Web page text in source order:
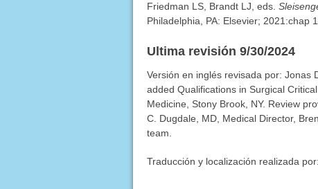
Friedman LS, Brandt LJ, eds.
Philadelphia, PA: Elsevier; 2021:chap
Ultima revisión 9/30/2024
Versión en inglés revisada por: Jonas
added Qualifications in Surgical
Medicine, Stony Brook, NY. Review
C. Dugdale, MD, Medical Director,
team.
Traducción y localización realizada